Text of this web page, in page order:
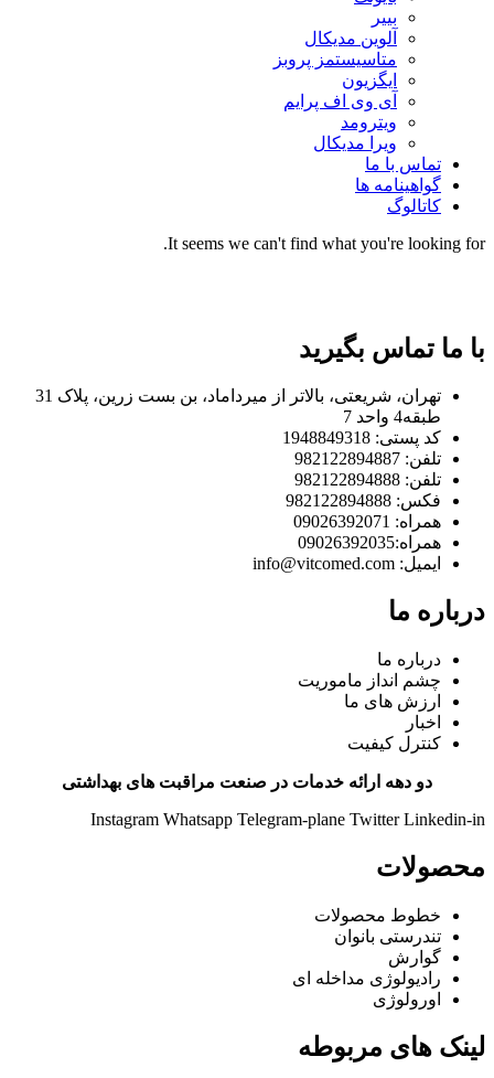
بییر
آلوین مدیکال
متاسیستمز پروبز
ایگزیون
آی وی اف پرایم
ویترومد
ویرا مدیکال
تماس با ما
گواهینامه ها
کاتالوگ
It seems we can't find what you're looking for.
با ما تماس بگیرید
تهران، شریعتی، بالاتر از میرداماد، بن بست زرین، پلاک 31
طبقه4 واحد 7
کد پستی: 1948849318
تلفن: 982122894887
تلفن: 982122894888
فکس: 982122894888
همراه: 09026392071
همراه:09026392035
ایمیل: info@vitcomed.com
درباره ما
درباره ما
چشم انداز ماموریت
ارزش های ما
اخبار
کنترل کیفیت
دو دهه ارائه خدمات در صنعت مراقبت های بهداشتی
Instagram Whatsapp Telegram-plane Twitter Linkedin-in
محصولات
خطوط محصولات
تندرستی بانوان
گوارش
رادیولوژی مداخله ای
اورولوژی
لینک های مربوطه